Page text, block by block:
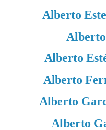
Alberto
Alberto
Alberto
Alberto
Alberto
Alberto